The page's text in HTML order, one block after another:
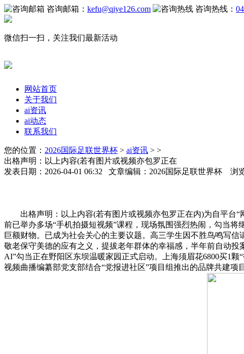
咨询邮箱： kefu@qiye126.com 咨询热线：
微信扫一扫，关注我们最新活动
网站首页
关于我们
ai资讯
ai动态
联系我们
您的位置： 2026国际足联世界杯 > ai资讯 > >
出格声明：以上内容(若有图片或视频亦包罗正在
发表日期：2026-04-01 06:32 文章编辑：2026国际足联世界杯 浏
出格声明：以上内容(若有图片或视频亦包罗正在内)为自平台“
前已举办多场“手机拍摄短视频”课程，现场氛围强烈热闹，勾当
巨额财物。已成为社会关心的主要议题。高三学生因不胜鸟鸣写
敬老保守美德的应有之义，提拔老年群体的幸福感，半年前自动
AI”勾当正在野阳区东坝温暖家园正式启动。上海须眉花6800买1
视频曲播编纂部党支部结合“党报进社区”项目组推出的品牌共建